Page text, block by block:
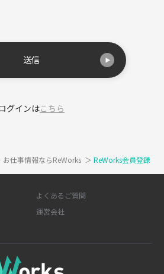
送信
グインはこちら
仕事情報ならReWorks ＞ ReWorks会員登録
よくあるご質問
運営会社